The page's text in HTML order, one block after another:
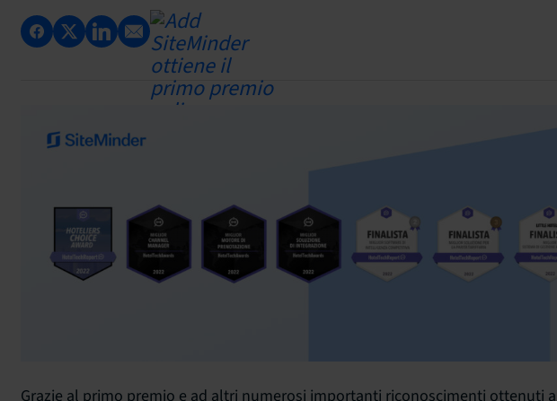
Grazie al primo premio e ad altri numerosi importanti riconoscimenti ottenuti